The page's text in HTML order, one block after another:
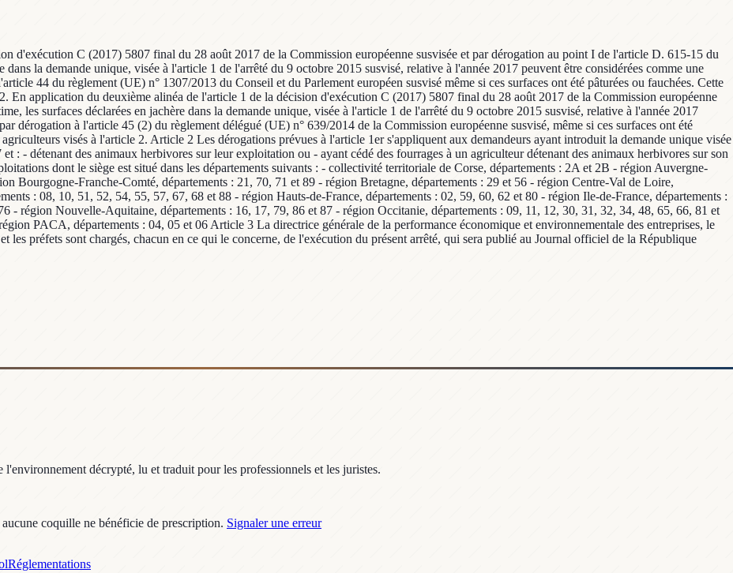
d'exécution C (2017) 5807 final du 28 août 2017 de la Commission européenne susvisée et par dérogation au point I de l'article D. 615-15 du
la demande unique, visée à l'article 1 de l'arrêté du 9 octobre 2015 susvisé, relative à l'année 2017 peuvent être considérées comme une
44 du règlement (UE) n° 1307/2013 du Conseil et du Parlement européen susvisé même si ces surfaces ont été pâturées ou fauchées. Cette
En application du deuxième alinéa de l'article 1 de la décision d'exécution C (2017) 5807 final du 28 août 2017 de la Commission européenne
les surfaces déclarées en jachère dans la demande unique, visée à l'article 1 de l'arrêté du 9 octobre 2015 susvisé, relative à l'année 2017
dérogation à l'article 45 (2) du règlement délégué (UE) n° 639/2014 de la Commission européenne susvisé, même si ces surfaces ont été
visés à l'article 2. Article 2 Les dérogations prévues à l'article 1er s'appliquent aux demandeurs ayant introduit la demande unique visée
: - détenant des animaux herbivores sur leur exploitation ou - ayant cédé des fourrages à un agriculteur détenant des animaux herbivores sur son
dont le siège est situé dans les départements suivants : - collectivité territoriale de Corse, départements : 2A et 2B - région Auvergne-
Bourgogne-Franche-Comté, départements : 21, 70, 71 et 89 - région Bretagne, départements : 29 et 56 - région Centre-Val de Loire,
: 08, 10, 51, 52, 54, 55, 57, 67, 68 et 88 - région Hauts-de-France, départements : 02, 59, 60, 62 et 80 - région Ile-de-France, départements :
- région Nouvelle-Aquitaine, départements : 16, 17, 79, 86 et 87 - région Occitanie, départements : 09, 11, 12, 30, 31, 32, 34, 48, 65, 66, 81 et
PACA, départements : 04, 05 et 06 Article 3 La directrice générale de la performance économique et environnementale des entreprises, le
les préfets sont chargés, chacun en ce qui le concerne, de l'exécution du présent arrêté, qui sera publié au Journal officiel de la République
décrypté, lu et traduit pour les professionnels et les juristes.
coquille ne bénéficie de prescription. Signaler une erreur
Réglementations